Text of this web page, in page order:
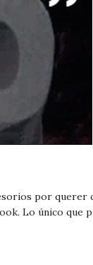
por querer
Lo único que